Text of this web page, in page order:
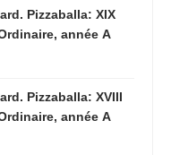
Pizzaballa: XIX
année A
Pizzaballa: XVIII
année A